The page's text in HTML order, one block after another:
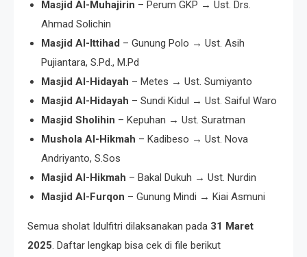
Masjid Al-Muhajirin – Perum GKP → Ust. Drs.
Ahmad Solichin
Masjid Al-Ittihad – Gunung Polo → Ust. Asih
Pujiantara, S.Pd., M.Pd
Masjid Al-Hidayah – Metes → Ust. Sumiyanto
Masjid Al-Hidayah – Sundi Kidul → Ust. Saiful Waro
Masjid Sholihin – Kepuhan → Ust. Suratman
Mushola Al-Hikmah – Kadibeso → Ust. Nova
Andriyanto, S.Sos
Masjid Al-Hikmah – Bakal Dukuh → Ust. Nurdin
Masjid Al-Furqon – Gunung Mindi → Kiai Asmuni
Semua sholat Idulfitri dilaksanakan pada 31 Maret
2025 . Daftar lengkap bisa cek di file berikut